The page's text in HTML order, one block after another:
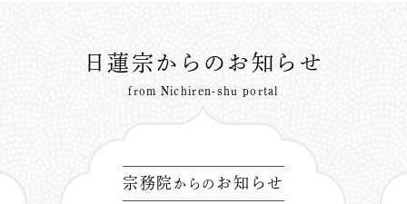
日蓮宗からのお知らせ
from Nichiren-shu portal
宗務院 からの お知らせ